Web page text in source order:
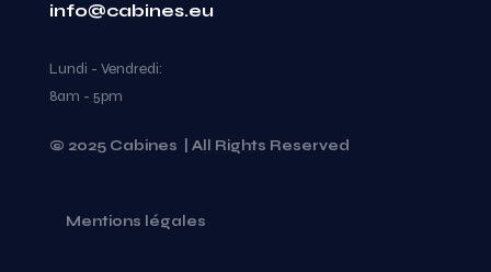
info@cabines.eu
Lundi - Vendredi:
8am - 5pm
© 2025 Cabines | All Rights Reserved
Mentions légales